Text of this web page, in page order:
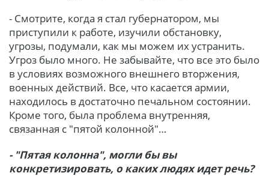
- Смотрите, когда я стал губернатором, мы
приступили к работе, изучили обстановку,
угрозы, подумали, как мы можем их устранить.
Угроз было много. Не забывайте, что все это было
в условиях возможного внешнего вторжения,
военных действий. Все, что касается армии,
находилось в достаточно печальном состоянии.
Кроме того, была проблема внутренняя,
связанная с "пятой колонной"…
- "Пятая колонна", могли бы вы
конкретизировать, о каких людях идет речь?